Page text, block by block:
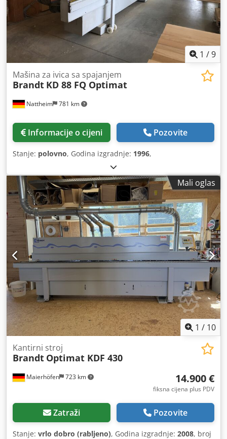
1 /9
Nattheim 781 km
Mašina za ivica sa spajanjem
Brandt KD 88 FQ Optimat
Informacije o cijeni Pozovite
Stanje: polovno, Godina izgradnje: 1996,
Mali oglas
1 / 10
Maierhöfen 723 km
Kantirni stroj
Brandt Optimat KDF 430
14.900 €
fiksna cijena plus PDV
Zatraži Pozovite
Stanje: vrlo dobro (rabljeno), Godina izgradnje: 2008, broj